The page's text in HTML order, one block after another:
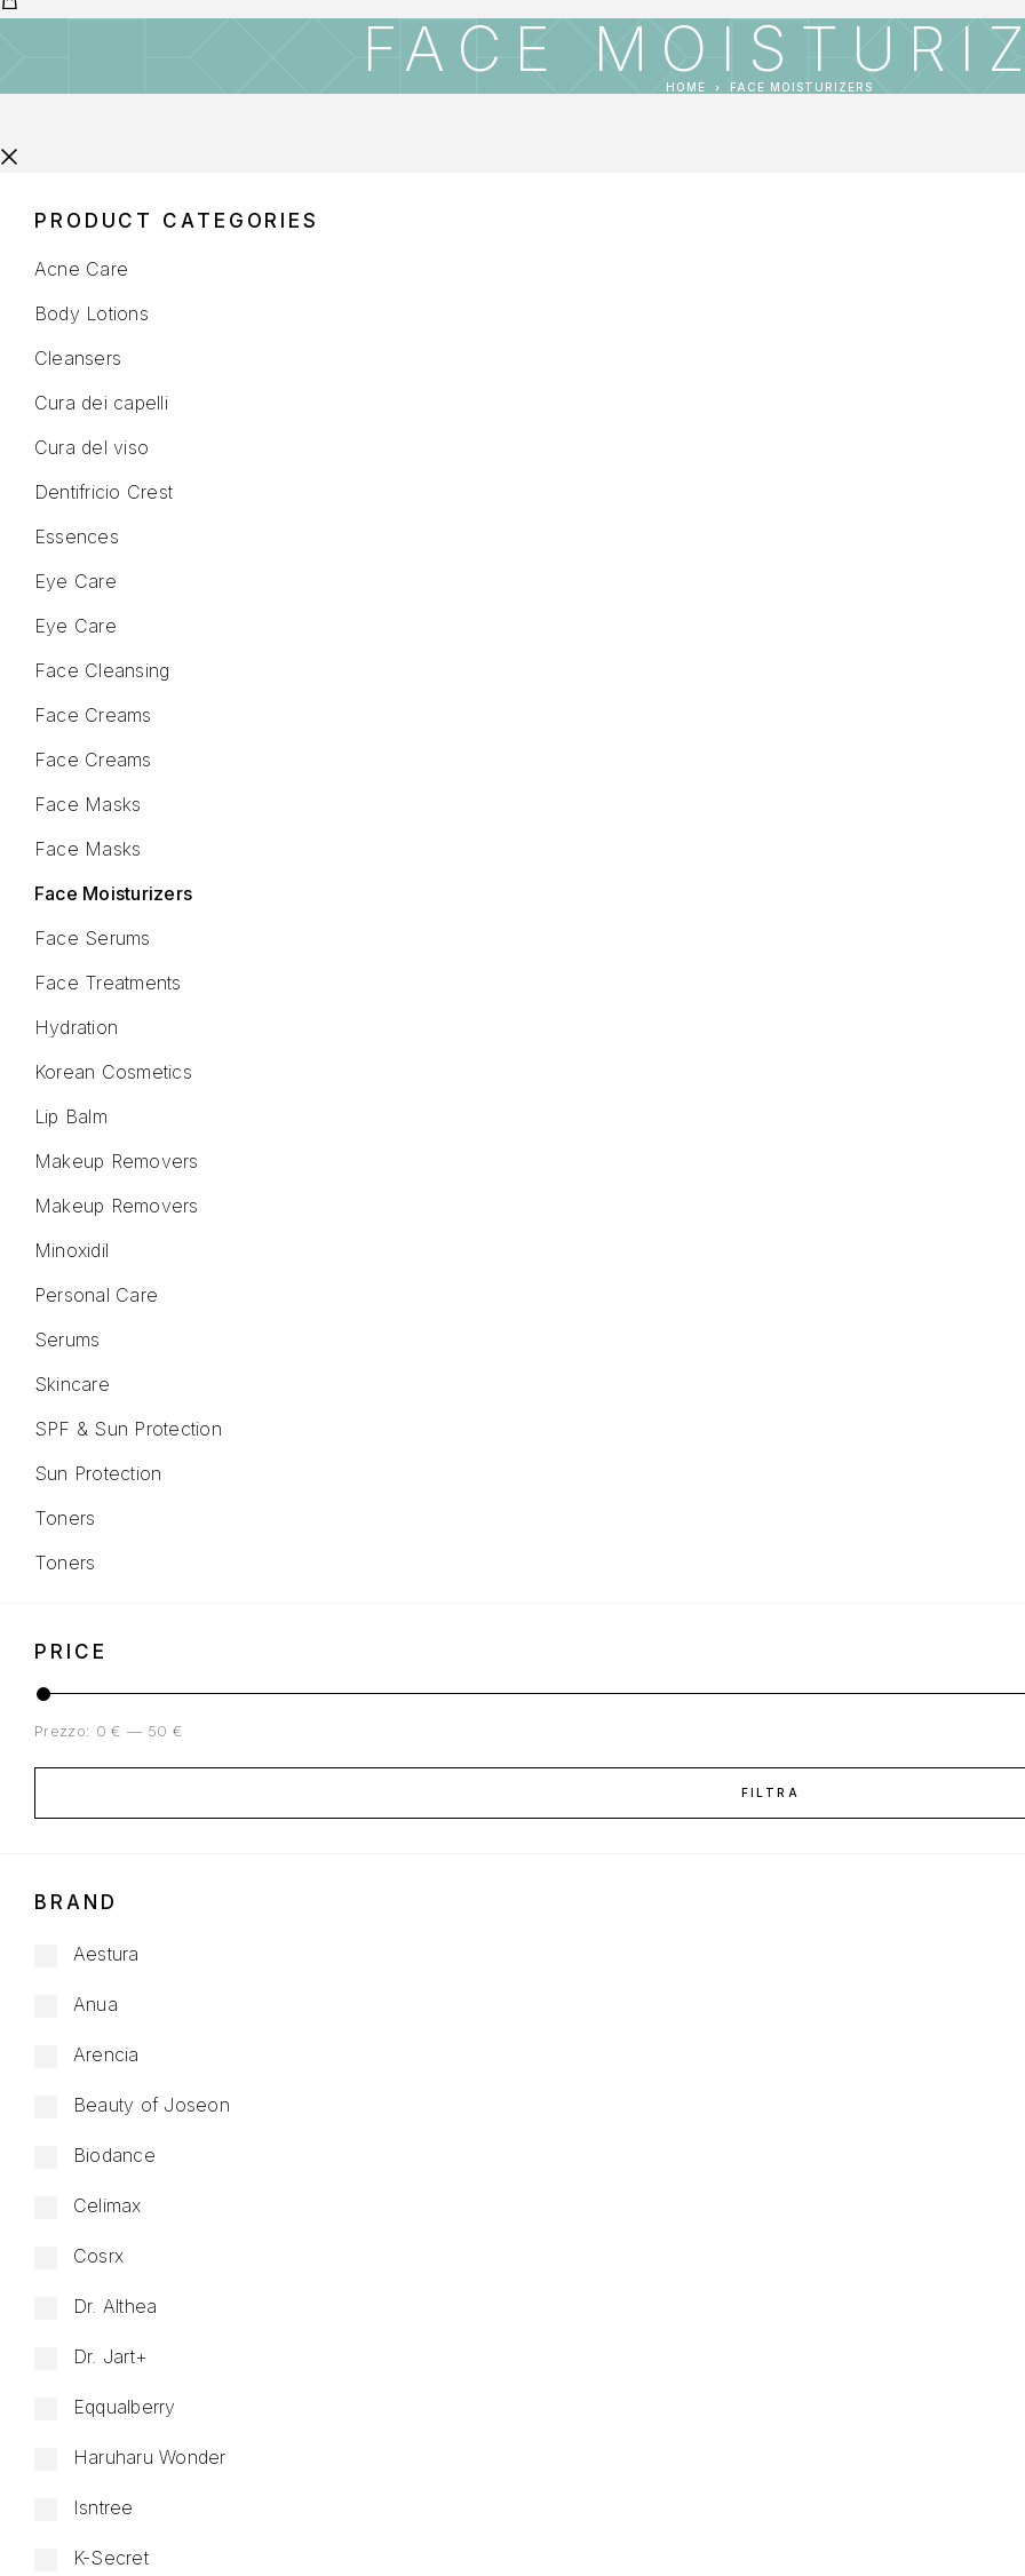
FACE
HOME FACE MOISTURIZERS
PRODUCT CATEGORIES
Acne Care
Body Lotions
Cleansers
Cura dei capelli
Cura del viso
Dentifricio Crest
Essences
Eye Care
Eye Care
Face Cleansing
Face Creams
Face Creams
Face Masks
Face Masks
Face Moisturizers
Face Serums
Face Treatments
Hydration
Korean Cosmetics
Lip Balm
Makeup Removers
Makeup Removers
Minoxidil
Personal Care
Serums
Skincare
SPF & Sun Protection
Sun Protection
Toners
Toners
PRICE
FILTRA
Prezzo: 0 € — 50 €
BRAND
Aestura
Anua
Arencia
Beauty of Joseon
Biodance
Celimax
Cosrx
Dr. Althea
Dr. Jart+
Eqqualberry
Haruharu Wonder
Isntree
K-Secret